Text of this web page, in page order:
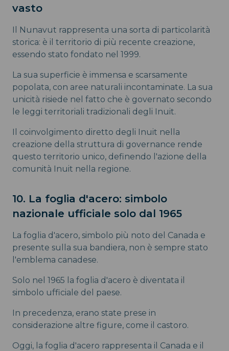
vasto
Il Nunavut rappresenta una sorta di particolarità
storica: è il territorio di più recente creazione,
essendo stato fondato nel 1999.
La sua superficie è immensa e scarsamente
popolata, con aree naturali incontaminate. La sua
unicità risiede nel fatto che è governato secondo
le leggi territoriali tradizionali degli Inuit.
Il coinvolgimento diretto degli Inuit nella
creazione della struttura di governance rende
questo territorio unico, definendo l'azione della
comunità Inuit nella regione.
10. La foglia d'acero: simbolo
nazionale ufficiale solo dal 1965
La foglia d'acero, simbolo più noto del Canada e
presente sulla sua bandiera, non è sempre stato
l'emblema canadese.
Solo nel 1965 la foglia d'acero è diventata il
simbolo ufficiale del paese.
In precedenza, erano state prese in
considerazione altre figure, come il castoro.
Oggi, la foglia d'acero rappresenta il Canada e il